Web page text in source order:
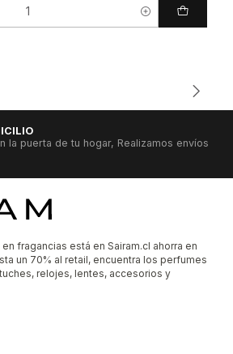
la puerta de tu hogar, Realizamos envíos
fragancias está en Sairam.cl ahorra en
un 70% al retail, encuentra los perfumes
relojes, lentes, accesorios y